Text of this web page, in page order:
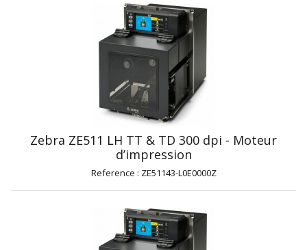
Zebra ZE511 LH TT & TD 300 dpi - Moteur
d’impression
Reference : ZE51143-L0E0000Z